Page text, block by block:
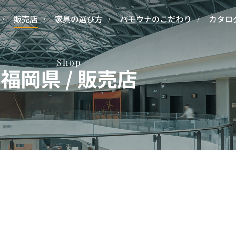
販売店 家具の選び方 パモウナのこだわり カタロ
Shop
福岡県 / 販売店